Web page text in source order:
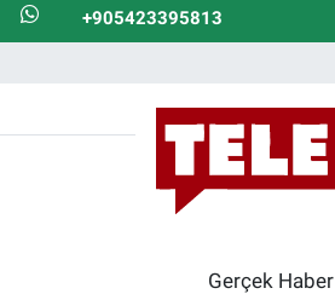
+905423395813
Gerçek Haber